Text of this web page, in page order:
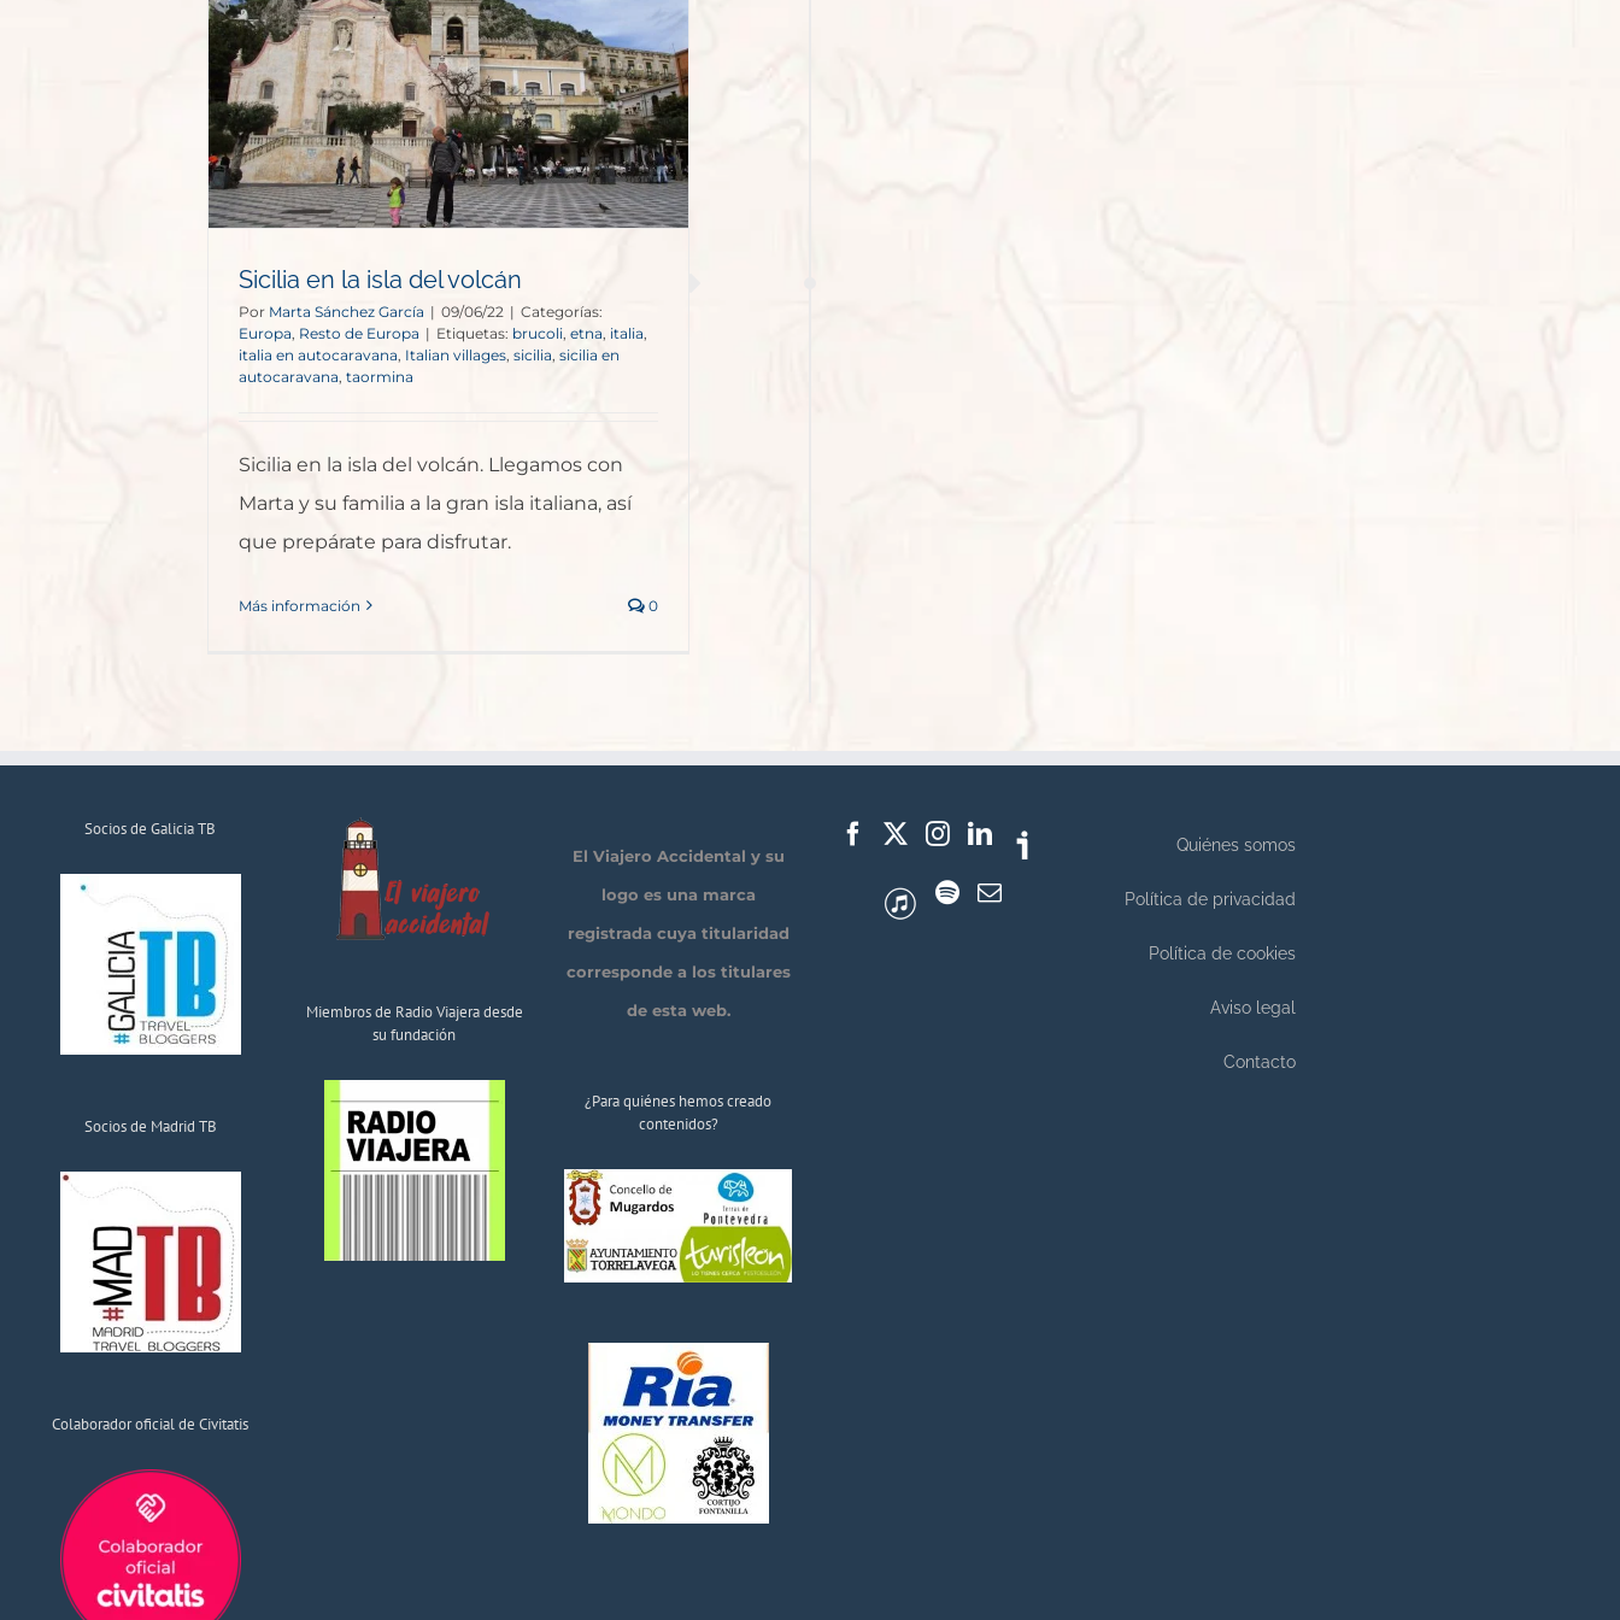
Sicilia en la isla del volcán
Por Marta Sánchez García | 09/06/22 | Categorías:
Europa, Resto de Europa | Etiquetas: brucoli, etna, italia
italia en autocaravana Italian villages sicilia, sicilia en
autocaravana, taormina
Sicilia en la isla del volcán. Llegamos con
Marta y su familia a la gran isla italiana, así
que prepárate para disfrutar.
Más información 0
Socios de Galicia TB
Socios de Madrid TB
Colaborador oficial de Civitatis
Miembros de Radio Viajera desde
su fundación
El Viajero Accidental y su
logo es una marca
registrada cuya titularidad
corresponde a los titulares
de esta web.
¿Para quiénes hemos creado
contenidos?
Quiénes somos
Política de privacidad
Política de cookies
Aviso legal
Contacto